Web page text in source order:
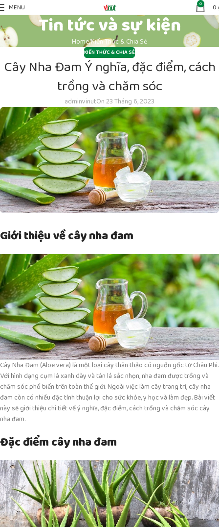
MENU 0 0
Tin tức và sự kiện
HomeKiến Thức & Chia Sẻ
KIẾN THỨC & CHIA SẺ
Cây Nha Đam Ý nghĩa, đặc điểm, cách
trồng và chăm sóc
adminvinutOn 23 Tháng 6, 2023
Giới thiệu về cây nha đam
Cây Nha Đam (Aloe vera) là một loại cây thân thảo có nguồn gốc từ Châu Phi.
Với hình dạng cụm lá xanh dày và tán lá sắc nhọn, nha đam được trồng và
chăm sóc phổ biến trên toàn thế giới. Ngoài việc làm cây trang trí, cây nha
đam còn có nhiều đặc tính thuận lợi cho sức khỏe, y học và làm đẹp. Bài viết
này sẽ giới thiệu chi tiết về ý nghĩa, đặc điểm, cách trồng và chăm sóc cây
nha đam.
Đặc điểm cây nha đam